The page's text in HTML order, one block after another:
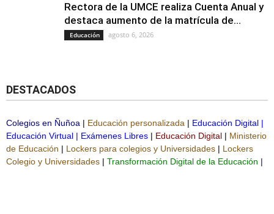
Rectora de la UMCE realiza Cuenta Anual y
destaca aumento de la matrícula de...
Educación agosto 6, 2026
DESTACADOS
Colegios en Ñuñoa | Educación personalizada | Educación Digital |
Educación Virtual | Exámenes Libres | Educación Digital | Ministerio
de Educación | Lockers para colegios y Universidades | Lockers
Colegio y Universidades | Transformación Digital de la Educación |